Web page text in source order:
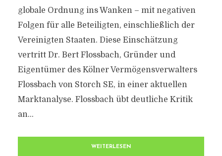
globale Ordnung ins Wanken – mit negativen
Folgen für alle Beteiligten, einschließlich der
Vereinigten Staaten. Diese Einschätzung
vertritt Dr. Bert Flossbach, Gründer und
Eigentümer des Kölner Vermögensverwalters
Flossbach von Storch SE, in einer aktuellen
Marktanalyse. Flossbach übt deutliche Kritik
an...
WEITERLESEN